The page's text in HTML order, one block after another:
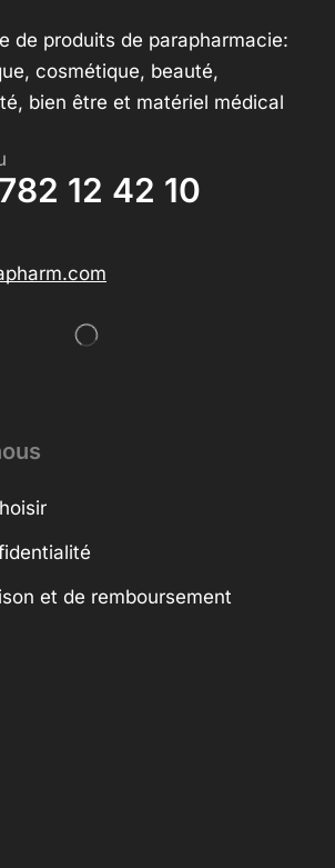
de produits de parapharmacie:
cosmétique, beauté,
bien être et matériel médical
12 42 10
et de remboursement